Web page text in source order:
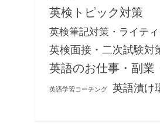
英検トピック対策
英検筆記対策・ライテ
英検面接・二次試験対
英語のお仕事・副業
英語学習コーチング 英語漬け